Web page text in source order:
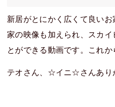
新居がとにかく広くて良い
家の映像も加えられ、スカ
とができる動画です。これ
テオさん、☆イニ☆さんあり